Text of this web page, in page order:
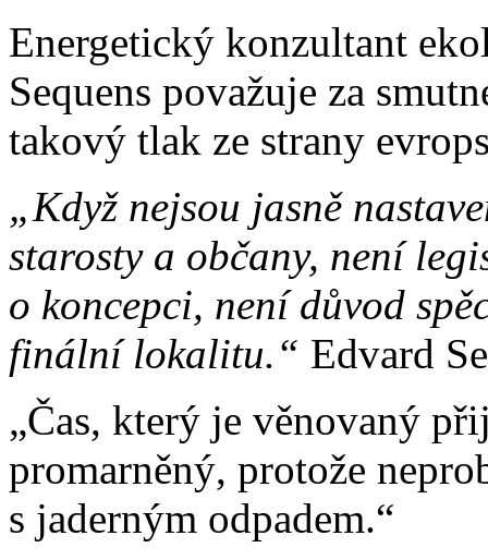
Energetický konzultant
Sequens považuje za
takový tlak ze strany
„Když nejsou jasně
starosty a občany, není
o koncepci, není důvod
finální lokalitu.“ Edvard
„Čas, který je věnovaný
promarněný, protože
s jaderným odpadem.“